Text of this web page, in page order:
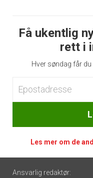
Få ukentlig
rett i
Hver søndag får
Les mer om de
Footer
Ansvarlig redaktør: